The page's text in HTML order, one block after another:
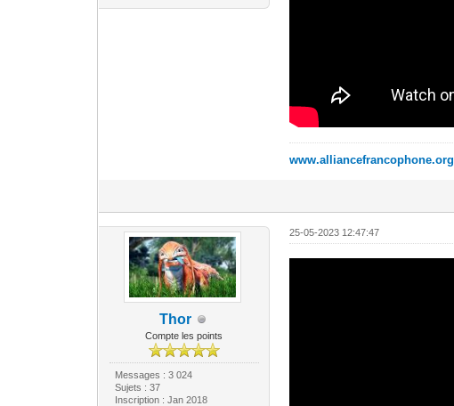
www.alliancefrancophone.org
Thor
Compte les points
Messages : 3 024
Sujets : 37
Inscription : Jan 2018
25-05-2023 12:47:47